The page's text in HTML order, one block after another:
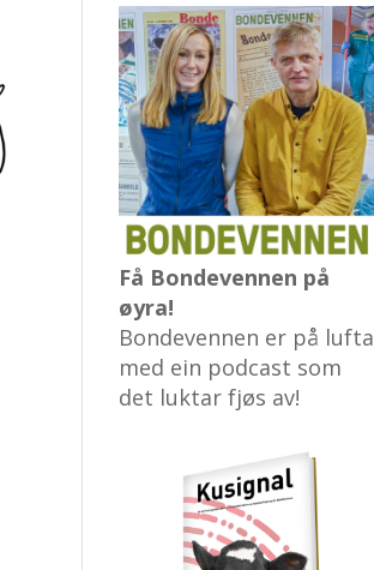
Få Bondevennen på
øyra!
Bondevennen er på lufta
med ein podcast som
det luktar fjøs av!